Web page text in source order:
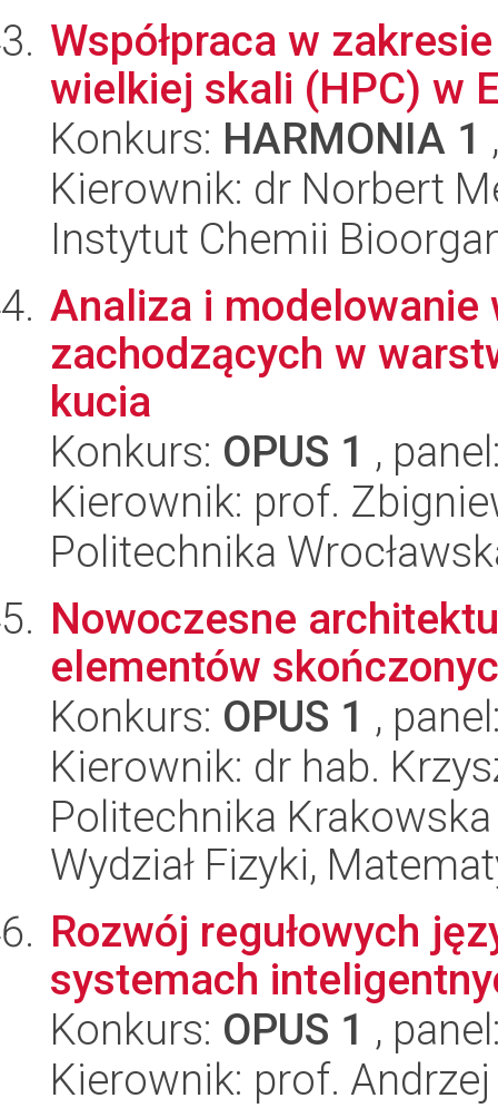
Współpraca w
wielkiej skali (HPC) w
Konkurs: HARMONIA 1
Kierownik: dr Norbert
Instytut Chemii
Analiza i
zachodzących w
kucia
Konkurs: OPUS 1 ,
Kierownik: prof.
Politechnika
Nowoczesne
elementów
Konkurs: OPUS 1 ,
Kierownik: dr hab.
Politechnika
Wydział Fizyki,
Rozwój regułowych
systemach
Konkurs: OPUS 1 ,
Kierownik: prof. Andrzej